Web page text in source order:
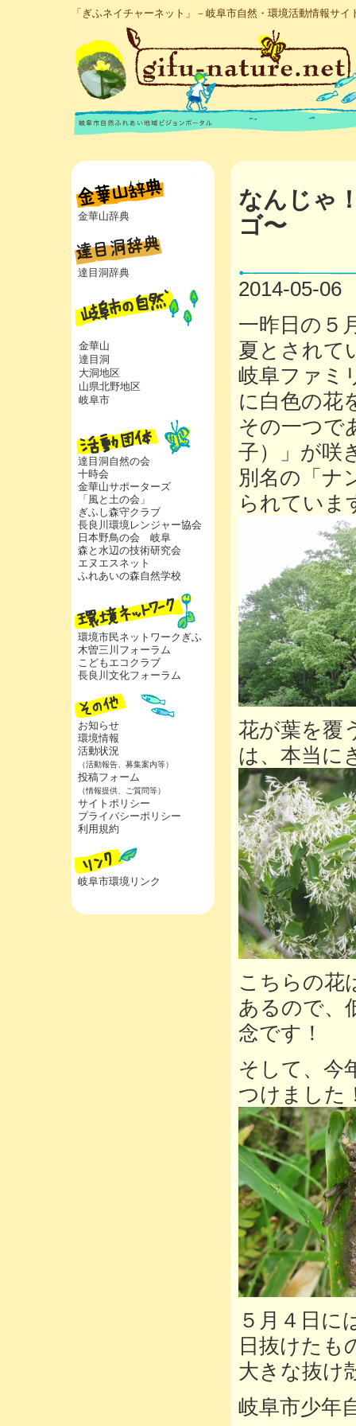
「ぎふネイチャーネット」－岐阜市自然・環境活動情報サイ
金華山辞典
達目洞辞典
金華山
達目洞
大洞地区
山県北野地区
岐阜市
達目洞自然の会
十時会
金華山サポーターズ
「風と土の会」
ぎふし森守クラブ
長良川環境レンジャー協会
日本野鳥の会 岐阜
森と水辺の技術研究会
エヌエスネット
ふれあいの森自然学校
環境市民ネットワークぎふ
木曽三川フォーラム
こどもエコクラブ
長良川文化フォーラム
お知らせ
環境情報
活動状況
（活動報告、募集案内等）
投稿フォーム
（情報提供、ご質問等）
サイトポリシー
プライバシーポリシー
利用規約
岐阜市環境リンク
なんじゃ
ゴ〜
2014-05-06
一昨日の５
夏とされて
岐阜ファミ
に白色の花
その一つで
子）」が咲
別名の「ナ
られていま
花が葉を覆
は、本当に
こちらの花
あるので、
念です！
そして、今
つけました
５月４日に
日抜けたも
大きな抜け
岐阜市少年